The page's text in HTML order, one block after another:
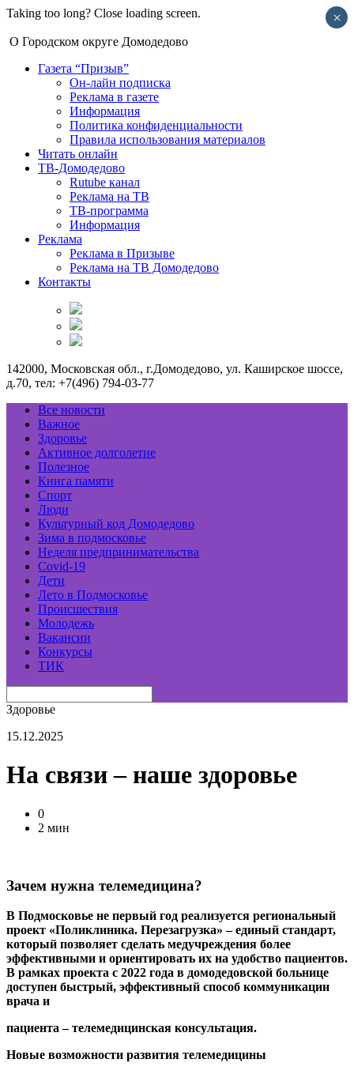
Taking too long? Close loading screen.
О Городском округе Домодедово
Газета “Призыв”
Он-лайн подписка
Реклама в газете
Информация
Политика конфиденциальности
Правила использования материалов
Читать онлайн
ТВ-Домодедово
Rutube канал
Реклама на ТВ
ТВ-программа
Информация
Реклама
Реклама в Призыве
Реклама на ТВ Домодедово
Контакты
142000, Московская обл., г.Домодедово, ул. Каширское шоссе,
д.70, тел: +7(496) 794-03-77
Все новости
Важное
Здоровье
Активное долголетие
Полезное
Книга памяти
Спорт
Люди
Культурный код Домодедово
Зима в подмосковье
Неделя предпринимательства
Covid-19
Дети
Лето в Подмосковье
Происшествия
Молодежь
Вакансии
Конкурсы
ТИК
Здоровье
15.12.2025
На связи – наше здоровье
0
2 мин
Зачем нужна телемедицина?
В Подмосковье не первый год реализуется региональный
проект «Поликлиника. Перезагрузка» – единый стандарт,
который позволяет сделать медучреждения более
эффективными и ориентировать их на удобство пациентов.
В рамках проекта с 2022 года в домодедовской больнице
доступен быстрый, эффективный способ коммуникации
врача и
пациента – телемедицинская консультация.
Новые возможности развития телемедицины
×